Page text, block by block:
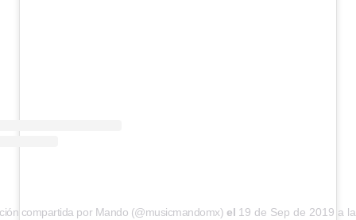
compartida por Mando (@musicmandomx) el 19 de Sep de 2019 a